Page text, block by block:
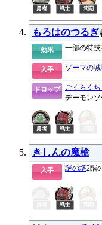
もろはのつるぎ
効果 一部の特
入手 ゾーマの城
ドロップ
ごくらくち
デーモンソ
きしんの魔槍
入手 謎の塔2階